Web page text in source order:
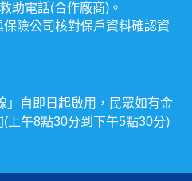
助電話(合作廠商)。
險公司核對保戶資料確認資
」自即日起啟用，民眾如有金
上午8點30分到下午5點30分)